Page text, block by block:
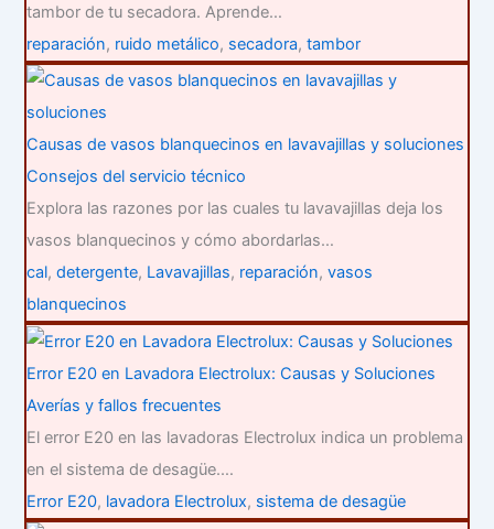
tambor de tu secadora. Aprende…
reparación, ruido metálico, secadora,tambor
Causas de vasos blanquecinos en lavavajillas y soluciones
Consejos del servicio técnico
Explora las razones por las cuales tu lavavajillas deja los
vasos blanquecinos y cómo abordarlas…
cal,detergente, Lavavajillas, reparación,vasos
blanquecinos
Error E20 en Lavadora Electrolux: Causas y Soluciones
Averías y fallos frecuentes
El error E20 en las lavadoras Electrolux indica un problema
en el sistema de desagüe.…
Error E20, lavadora Electrolux, sistema de desagüe